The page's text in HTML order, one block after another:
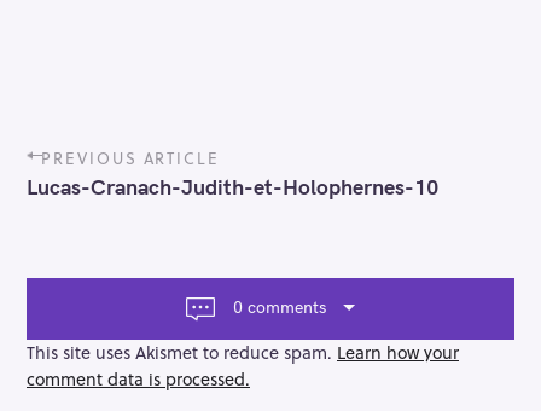
P
o
s
a
g
a
t
PREVIOUS ARTICLE
Lucas-Cranach-Judith-et-Holophernes-10
0 comments
This site uses Akismet to reduce spam. Learn how your
comment data is processed.